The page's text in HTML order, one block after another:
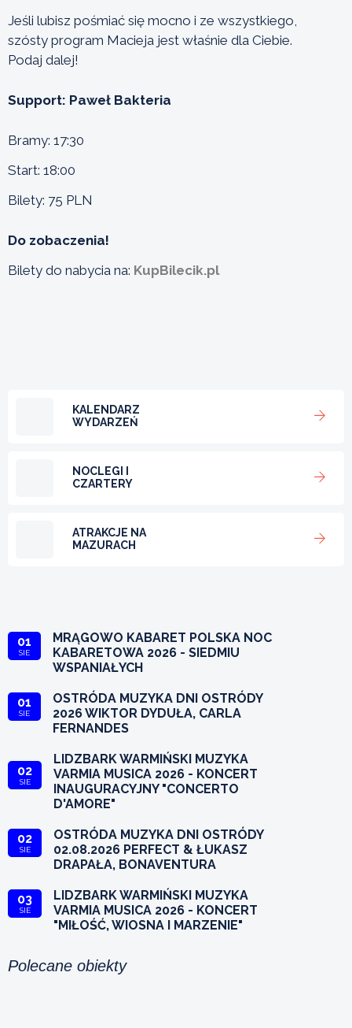
Jeśli lubisz pośmiać się mocno i ze wszystkiego,
szósty program Macieja jest właśnie dla Ciebie.
Podaj dalej!
Support: Paweł Bakteria
Bramy: 17:30
Start: 18:00
Bilety: 75 PLN
Do zobaczenia!
Bilety do nabycia na: KupBilecik.pl
KALENDARZ
WYDARZEŃ
NOCLEGI I
CZARTERY
ATRAKCJE NA
MAZURACH
01
SIE
MRĄGOWO KABARET POLSKA NOC
KABARETOWA 2026 - SIEDMIU
WSPANIAŁYCH
01
SIE
OSTRÓDA MUZYKA DNI OSTRÓDY
2026 WIKTOR DYDUŁA, CARLA
FERNANDES
02
SIE
LIDZBARK WARMIŃSKI MUZYKA
VARMIA MUSICA 2026 - KONCERT
INAUGURACYJNY "CONCERTO
D'AMORE"
02
SIE
OSTRÓDA MUZYKA DNI OSTRÓDY
02.08.2026 PERFECT & ŁUKASZ
DRAPAŁA, BONAVENTURA
03
SIE
LIDZBARK WARMIŃSKI MUZYKA
VARMIA MUSICA 2026 - KONCERT
"MIŁOŚĆ, WIOSNA I MARZENIE"
Polecane obiekty